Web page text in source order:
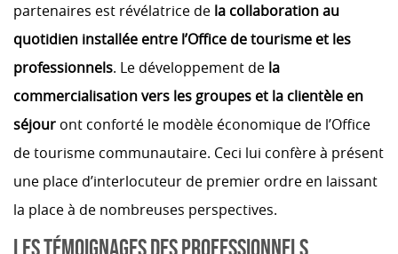
partenaires est révélatrice de la collaboration au
quotidien installée entre l’Office de tourisme et les
professionnels. Le développement de la
commercialisation vers les groupes et la clientèle en
séjour ont conforté le modèle économique de l’Office
de tourisme communautaire. Ceci lui confère à présent
une place d’interlocuteur de premier ordre en laissant
la place à de nombreuses perspectives.
LES TÉMOIGNAGES DES PROFESSIONNELS